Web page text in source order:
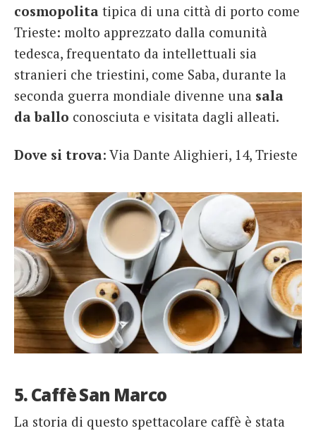
cosmopolita tipica di una città di porto come
Trieste: molto apprezzato dalla comunità
tedesca, frequentato da intellettuali sia
stranieri che triestini, come Saba, durante la
seconda guerra mondiale divenne una sala
da ballo conosciuta e visitata dagli alleati.
Dove si trova: Via Dante Alighieri, 14, Trieste
5. Caffè San Marco
La storia di questo spettacolare caffè è stata